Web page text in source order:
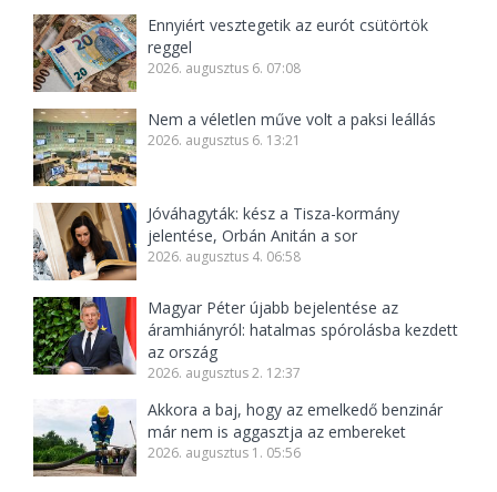
Ennyiért vesztegetik az eurót csütörtök
reggel
2026. augusztus 6. 07:08
Nem a véletlen műve volt a paksi leállás
2026. augusztus 6. 13:21
Jóváhagyták: kész a Tisza-kormány
jelentése, Orbán Anitán a sor
2026. augusztus 4. 06:58
Magyar Péter újabb bejelentése az
áramhiányról: hatalmas spórolásba kezdett
az ország
2026. augusztus 2. 12:37
Akkora a baj, hogy az emelkedő benzinár
már nem is aggasztja az embereket
2026. augusztus 1. 05:56